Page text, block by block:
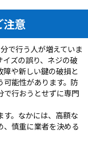
意
で行う人が増えていま
ズの誤り、ネジの破
や新しい鍵の破損と
可能性があります。防
で行おうとせずに専門
。なかには、高額な
、慎重に業者を決める